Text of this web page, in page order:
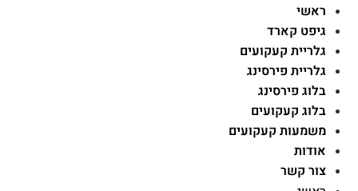
ראשי
גיפט קארד
גלריית קעקועים
גלריית פירסינג
בלוג פירסינג
בלוג קעקועים
משמעות קעקועים
אודות
צור קשר